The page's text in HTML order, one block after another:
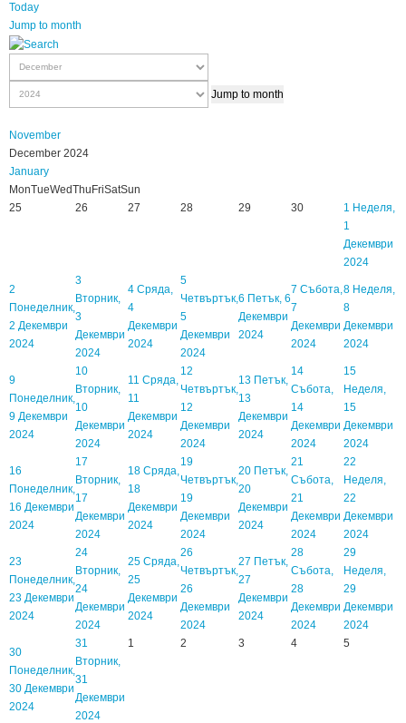
Today
Jump to month
Jump to month
November
December 2024
January
MonTueWedThuFriSatSun
25
26 27 28 29 30 1 Неделя,
1
Декември
2024
2
Понеделник,
2 Декември
2024
3
Вторник,
3
Декември
2024
4 Сряда,
4
Декември
2024
5
Четвъртък,
5
Декември
2024
6 Петък, 6
Декември
2024
7 Събота,
7
Декември
2024
8 Неделя,
8
Декември
2024
9
Понеделник,
9 Декември
2024
10
Вторник,
10
Декември
2024
11 Сряда,
11
Декември
2024
12
Четвъртък,
12
Декември
2024
13 Петък,
13
Декември
2024
14
Събота,
14
Декември
2024
15
Неделя,
15
Декември
2024
16
Понеделник,
16 Декември
2024
17
Вторник,
17
Декември
2024
18 Сряда,
18
Декември
2024
19
Четвъртък,
19
Декември
2024
20 Петък,
20
Декември
2024
21
Събота,
21
Декември
2024
22
Неделя,
22
Декември
2024
23
Понеделник,
23 Декември
2024
24
Вторник,
24
Декември
2024
25 Сряда,
25
Декември
2024
26
Четвъртък,
26
Декември
2024
27 Петък,
27
Декември
2024
28
Събота,
28
Декември
2024
29
Неделя,
29
Декември
2024
30
Понеделник,
30 Декември
2024
31
Вторник,
31
Декември
2024
1 2 3 4 5